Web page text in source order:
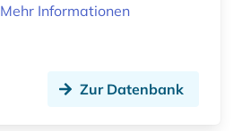
Mehr Informationen
Zur Datenbank